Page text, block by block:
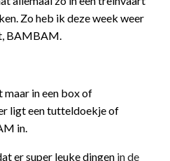
Zo heb ik deze week weer
BAMBAM.
maar in een box of
ligt een tutteldoekje of
in.
er super leuke dingen in de